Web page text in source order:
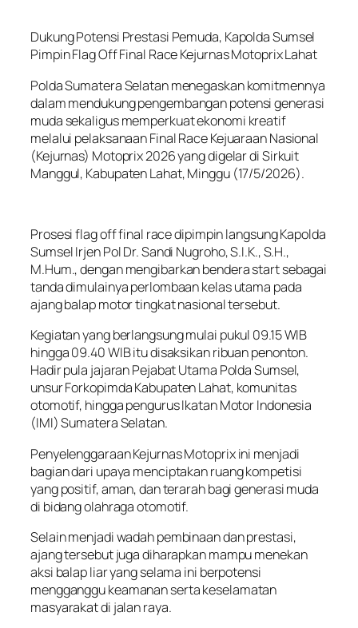
Dukung Potensi Prestasi Pemuda, Kapolda Sumsel
Pimpin Flag Off Final Race Kejurnas Motoprix Lahat
Polda Sumatera Selatan menegaskan komitmennya
dalam mendukung pengembangan potensi generasi
muda sekaligus memperkuat ekonomi kreatif
melalui pelaksanaan Final Race Kejuaraan Nasional
(Kejurnas) Motoprix 2026 yang digelar di Sirkuit
Manggul, Kabupaten Lahat, Minggu (17/5/2026).
Prosesi flag off final race dipimpin langsung Kapolda
Sumsel Irjen Pol Dr. Sandi Nugroho, S.I.K., S.H.,
M.Hum., dengan mengibarkan bendera start sebagai
tanda dimulainya perlombaan kelas utama pada
ajang balap motor tingkat nasional tersebut.
Kegiatan yang berlangsung mulai pukul 09.15 WIB
hingga 09.40 WIB itu disaksikan ribuan penonton.
Hadir pula jajaran Pejabat Utama Polda Sumsel,
unsur Forkopimda Kabupaten Lahat, komunitas
otomotif, hingga pengurus Ikatan Motor Indonesia
(IMI) Sumatera Selatan.
Penyelenggaraan Kejurnas Motoprix ini menjadi
bagian dari upaya menciptakan ruang kompetisi
yang positif, aman, dan terarah bagi generasi muda
di bidang olahraga otomotif.
Selain menjadi wadah pembinaan dan prestasi,
ajang tersebut juga diharapkan mampu menekan
aksi balap liar yang selama ini berpotensi
mengganggu keamanan serta keselamatan
masyarakat di jalan raya.